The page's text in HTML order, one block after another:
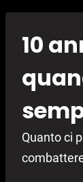
10
Quanto ci